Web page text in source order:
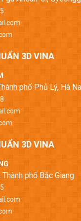
3D VINA
phố Phủ Lý, Hà
3D VINA
phố Bắc Giang